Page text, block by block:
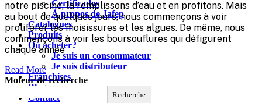
Certificados
À propos de Jafep
Catalogues
Produits
Où acheter?
Je suis un consommateur
Je suis distributeur
Franchises
Blog
Contact
notre piscine, la remplissons d’eau et en profitons. Mais
au bout de quelques jours, nous commençons à voir
proliférer les moisissures et les algues. De même, nous
commençons à voir les boursouflures qui défigurent
chaque année
Read More
Moteur de recherche
Recherche